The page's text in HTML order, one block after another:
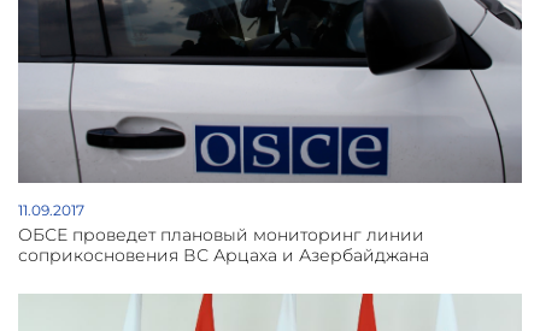
11.09.2017
ОБСЕ проведет плановый мониторинг линии
соприкосновения ВС Арцаха и Азербайджана